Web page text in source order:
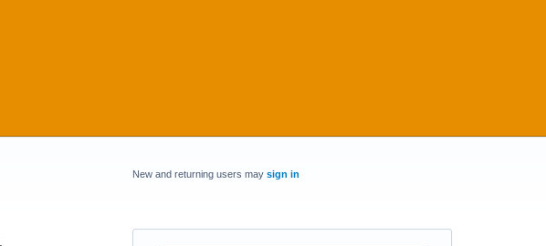
New and returning users may sign in